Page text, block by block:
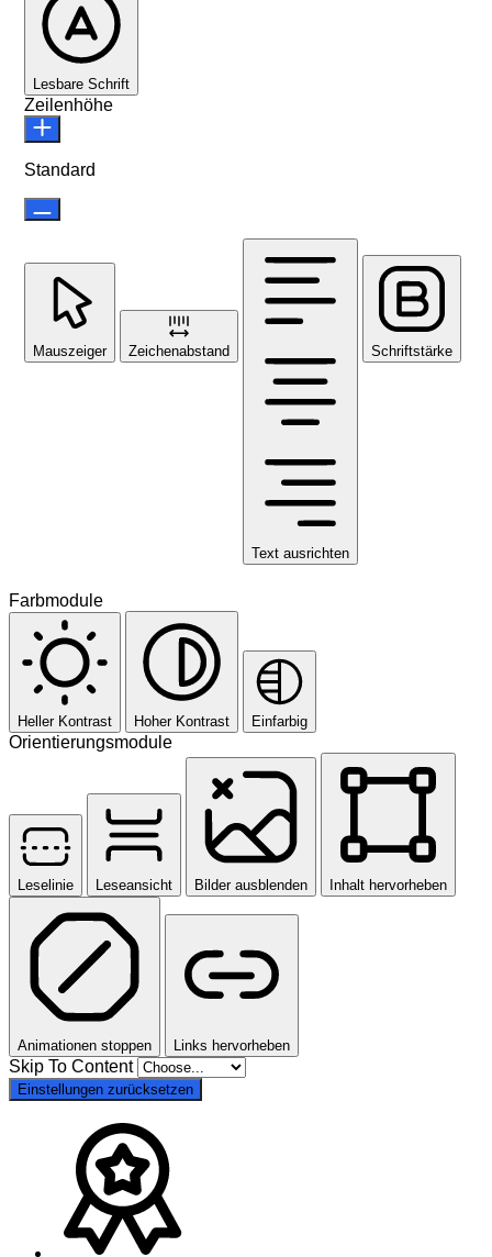
Lesbare Schrift
Zeilenhöhe
Standard
Mauszeiger Zeichenabstand
Text ausrichten
Schriftstärke
Farbmodule
Heller Kontrast Hoher Kontrast Einfarbig
Orientierungsmodule
Leselinie Leseansicht Bilder ausblenden Inhalt hervorheben
Animationen stoppen Links hervorheben
Skip To Content
Einstellungen zurücksetzen